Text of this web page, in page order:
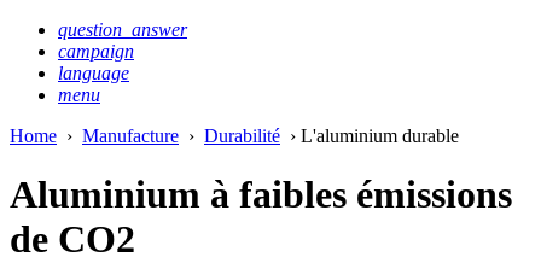
question_answer
campaign
language
menu
Home › Manufacture › Durabilité › L'aluminium durable
Aluminium à faibles émissions
de CO2